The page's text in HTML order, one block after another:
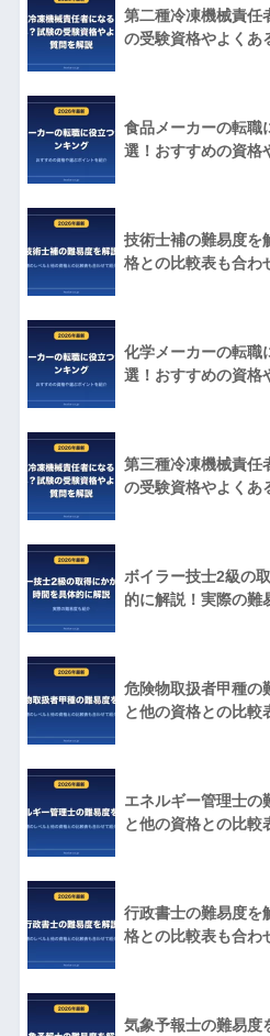
第二種冷凍機械責任
の受験資格やよくあ
食品メーカーの転職
選！おすすめの資格
技術士補の難易度を
格との比較表も合わ
化学メーカーの転職
選！おすすめの資格
第三種冷凍機械責任
の受験資格やよくあ
ボイラー技士2級の
的に解説！実際の難
危険物取扱者甲種の
と他の資格との比較
エネルギー管理士の
と他の資格との比較
行政書士の難易度を
格との比較表も合わ
気象予報士の難易度